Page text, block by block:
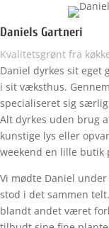
Daniels Gartneri
Kvalitetsgrønt fra
Daniel dyrkes sit eget
i sit væksthus.
specialiseret sig
Alt dyrkes uden brug
kunstige lys eller
weekend en lille butik
Vi mødte Daniel under
stod i det sammen
blandt andet været